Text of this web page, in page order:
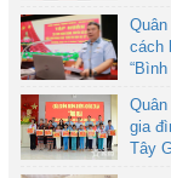
cách
gia
Tây